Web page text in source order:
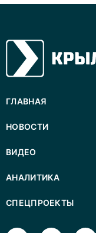
ГЛАВНАЯ
НОВОСТИ
ВИДЕО
АНАЛИТИКА
СПЕЦПРОЕКТЫ